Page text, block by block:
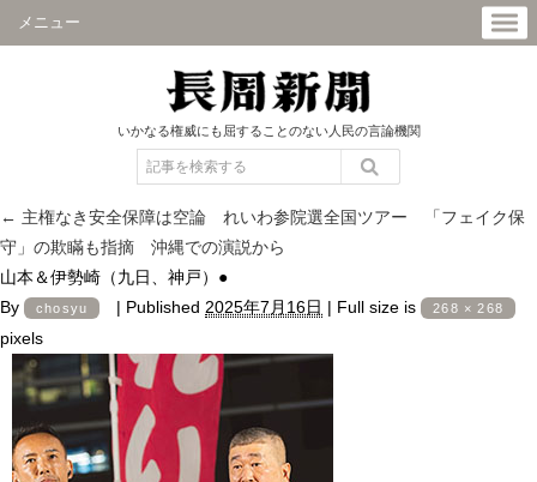
メニュー
いかなる権威にも屈することのない人民の言論機関
← 主権なき安全保障は空論 れいわ参院選全国ツアー 「フェイク保
守」の欺瞞も指摘 沖縄での演説から
山本＆伊勢崎（九日、神戸）●
By
chosyu | Published 2025年7月16日 | Full size is 268 × 268
pixels